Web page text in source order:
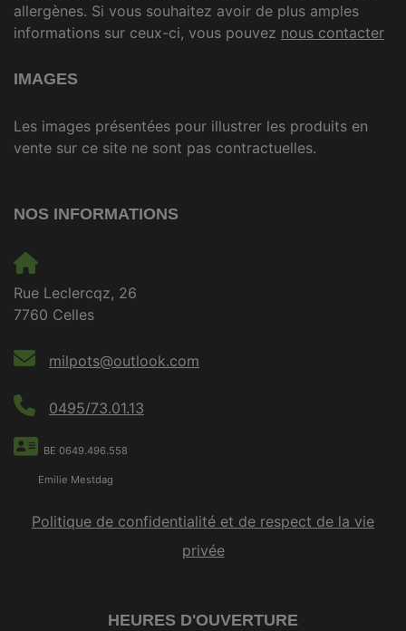
allergènes. Si vous souhaitez avoir de plus amples
informations sur ceux-ci, vous pouvez nous contacter
IMAGES
Les images présentées pour illustrer les produits en
vente sur ce site ne sont pas contractuelles.
NOS INFORMATIONS
Rue Leclercqz, 26
7760 Celles
milpots@outlook.com
0495/73.01.13
BE 0649.496.558
Emilie Mestdag
Politique de confidentialité et de respect de la vie
privée
HEURES D'OUVERTURE